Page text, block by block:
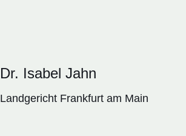
Dr. Isabel Jahn
Landgericht Frankfurt am Main